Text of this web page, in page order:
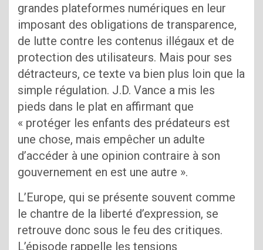
grandes plateformes numériques en leur
imposant des obligations de transparence,
de lutte contre les contenus illégaux et de
protection des utilisateurs. Mais pour ses
détracteurs, ce texte va bien plus loin que la
simple régulation. J.D. Vance a mis les
pieds dans le plat en affirmant que
« protéger les enfants des prédateurs est
une chose, mais empêcher un adulte
d’accéder à une opinion contraire à son
gouvernement en est une autre ».
L’Europe, qui se présente souvent comme
le chantre de la liberté d’expression, se
retrouve donc sous le feu des critiques.
L’épisode rappelle les tensions